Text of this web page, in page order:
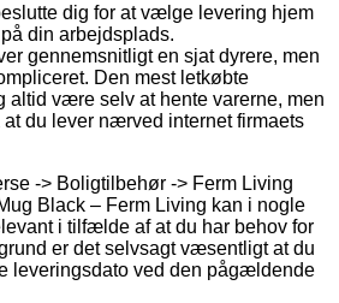
dig for at vælge levering hjem
din arbejdsplads.
gennemsnitligt en sjat dyrere, men
Den mest letkøbte
altid være selv at hente varerne, men
du lever nærved internet firmaets
-> Boligtilbehør -> Ferm Living
Black – Ferm Living kan i nogle
i tilfælde af at du har behov for
er det selvsagt væsentligt at du
leveringsdato ved den pågældende